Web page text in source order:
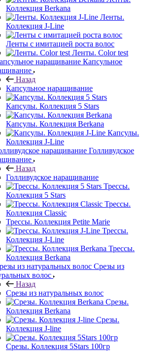
Коллекция Berkana
Ленты.
Коллекция J-Line
Ленты с имитацией роста волос
Ленты. Color test
Капсульное
Назад
Капсульное наращивание
Капсулы. Коллекция 5 Stars
Капсулы. Коллекция Berkana
Капсулы.
Коллекция J-Line
Голливудское
Назад
Голливудское наращивание
Трессы.
Коллекция 5 Stars
Трессы.
Коллекция Classic
Трессы. Коллекция Petite Marie
Трессы.
Коллекция J-Line
Трессы.
Коллекция Berkana
Срезы из
волос
Назад
Срезы из натуральных волос
Срезы.
Коллекция Berkana
Срезы.
Коллекция J-line
Срезы. Коллекция 5Stars 100гр